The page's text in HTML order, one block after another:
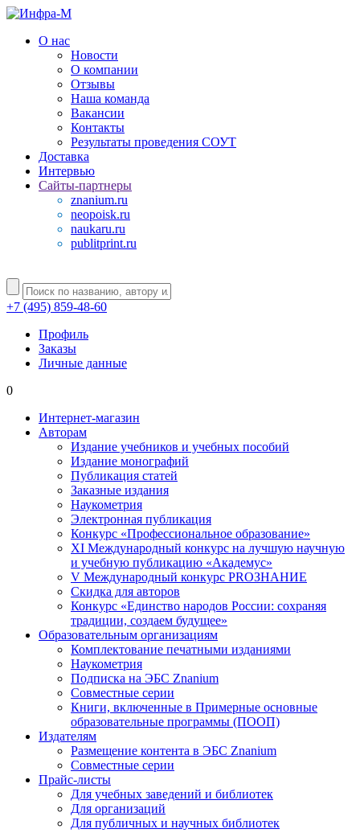
О нас
Новости
О компании
Отзывы
Наша команда
Вакансии
Контакты
Результаты проведения СОУТ
Доставка
Интервью
Сайты-партнеры
znanium.ru
neopoisk.ru
naukaru.ru
publitprint.ru
+7 (495) 859-48-60
Профиль
Заказы
Личные данные
0
Интернет-магазин
Авторам
Издание учебников и учебных пособий
Издание монографий
Публикация статей
Заказные издания
Наукометрия
Электронная публикация
Конкурс «Профессиональное образование»
XI Международный конкурс на лучшую научную
и учебную публикацию «Академус»
V Международный конкурс PROЗНАНИЕ
Скидка для авторов
Конкурс «Единство народов России: сохраняя
традиции, создаем будущее»
Образовательным организациям
Комплектование печатными изданиями
Наукометрия
Подписка на ЭБС Znanium
Совместные серии
Книги, включенные в Примерные основные
образовательные программы (ПООП)
Издателям
Размещение контента в ЭБС Znanium
Совместные серии
Прайс-листы
Для учебных заведений и библиотек
Для организаций
Для публичных и научных библиотек